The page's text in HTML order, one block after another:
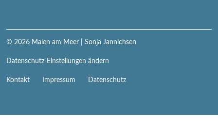
© 2026 Malen am Meer | Sonja Jannichsen
Datenschutz-Einstellungen ändern
Navigation
Kontakt Impressum Datenschutz